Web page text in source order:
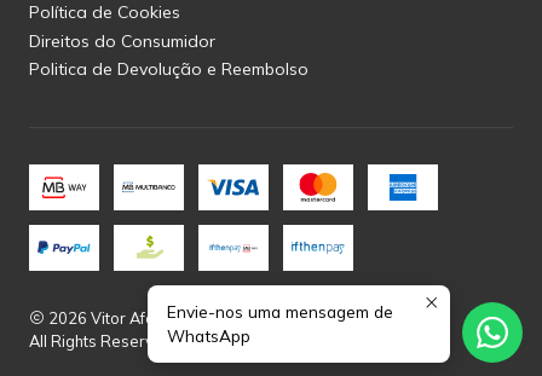
Política de Cookies
Direitos do Consumidor
Politica de Devolução e Reembolso
2026 Vitor Afonso.
All Rights Reserved.Powered by Jumpseller
Envie-nos uma mensagem de
WhatsApp